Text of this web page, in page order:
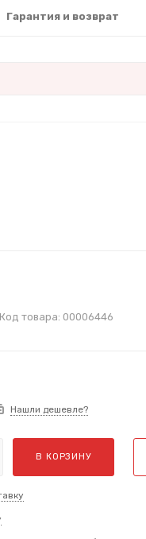
Гарантия и возврат
Код товара: 00006446
Нашли дешевле?
В КОРЗИНУ